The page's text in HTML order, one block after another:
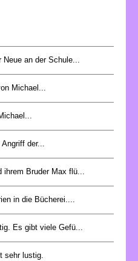
Neue an der Schule...
Michael...
Angriff der...
ihrem Bruder Max flü...
in die Bücherei....
Es gibt viele Gefü...
sehr lustig.